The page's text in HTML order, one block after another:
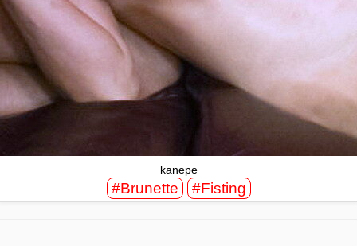
kanepe
#Brunette #Fisting